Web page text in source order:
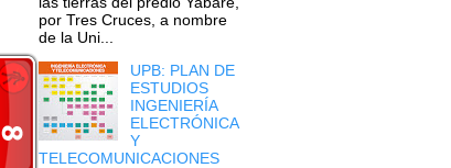
por Tres Cruces, a nombre
de la Uni...
UPB: PLAN DE
ESTUDIOS
INGENIERÍA
ELECTRÓNICA
Y
TELECOMUNICACIONES